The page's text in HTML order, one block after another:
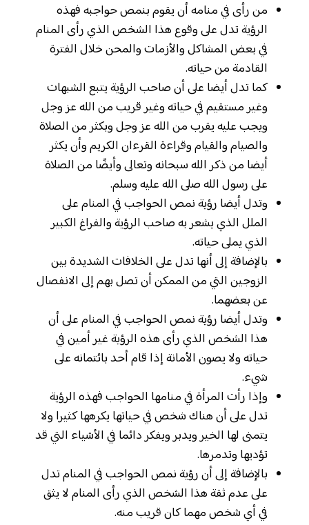
من رأى في منامه أن يقوم بنمص حواجبه فهذه
الرؤية تدل على وقوع هذا الشخص الذي رأى المنام
في بعض المشاكل والأزمات والمحن خلال الفترة
القادمة من حياته.
كما تدل أيضا على أن صاحب الرؤية يتبع الشبهات
وغير مستقيم في حياته وغير قريب من الله عز وجل
ويجب عليه يقرب من الله عز وجل وبكثر من الصلاة
والصيام والقيام وقراءة القرءان الكريم وأن يكثر
أيضا من ذكر الله سبحانه وتعالى وأيضًا من الصلاة
على رسول الله صلى الله عليه وسلم.
وتدل أيضا رؤية نمص الحواجب في المنام على
الملل الذي يشعر به صاحب الرؤية والفراغ الكبير
الذي يملى حياته.
بالإضافة إلى أنها تدل على الخلافات الشديدة بين
الزوجين التي من الممكن أن تصل بهم إلى الانفصال
عن بعضهما.
وتدل أيضا رؤية نمص الحواجب في المنام على أن
هذا الشخص الذي رأى هذه الرؤية غير أمين في
حياته ولا يصون الأمانة إذا قام أحد بائتمانه على
شيء.
وإذا رأت المرأة في منامها الحواجب فهذه الرؤية
تدل على أن هناك شخص في حياتها يكرهها كثيرا ولا
يتمنى لها الخير ويدبر ويفكر دائما في الأشياء التي قد
تؤديها وتدمرها.
بالإضافة إلى أن رؤية نمص الحواجب في المنام تدل
على عدم ثقة هذا الشخص الذي رأى المنام لا يثق
في أي شخص مهما كان قريب منه.